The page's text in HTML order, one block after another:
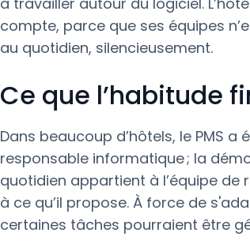
compte, parce que ses équipes
au quotidien, silencieusement.
Ce que l’habitude
Dans beaucoup d’hôtels, le PMS
responsable informatique ; la
quotidien appartient à l’équipe
à ce qu’il propose. À force de
certaines tâches pourraient être